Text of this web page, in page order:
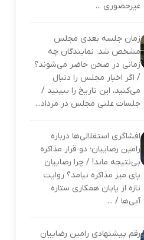
غیرحضوری ...
زمان جلسه بعدی مجلس
مشخص شد؛ نمایندگان چه
زمانی در صحن حاضر می‌شوند؟
/ اگر اخبار مجلس را دنبال
می‌کنید، این تاریخ را ببینید /
جلسات علنی مجلس در مرداد...
افشاگری استقلالی‌ها درباره
رامین رضاییان؛ دو قرار مذاکره
بی‌نتیجه ماند! / چرا رضاییان
پای میز مذاکره نیامد؟ روایت
تازه از پایان همکاری ستاره
آبی‌ها / ...
رقم پیشنهادی رامین رضاییان